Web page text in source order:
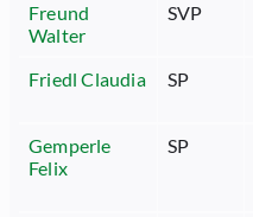
Freund
Walter
SVP
Friedl Claudia SP
Gemperle
Felix
SP